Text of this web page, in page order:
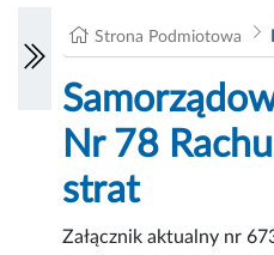
Strona Podmiotowa
Nr 78
strat
Załącznik aktualny nr